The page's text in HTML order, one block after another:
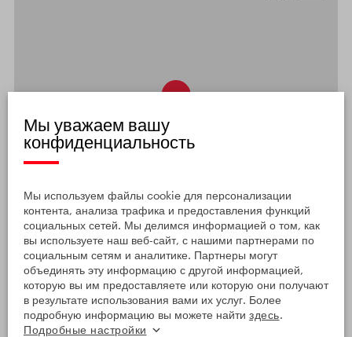
ОТКРЫТЬ ПОДРОБНУЮ КАРТУ
Leaflet|© Seznam.cz a.s. a další
Отобразить на картах Google
Мы уважаем вашу
конфиденциальность
Мы используем файлы cookie для персонализации
контента, анализа трафика и предоставления функций
социальных сетей. Мы делимся информацией о том, как
вы используете наш веб-сайт, с нашими партнерами по
социальным сетям и аналитике. Партнеры могут
объединять эту информацию с другой информацией,
которую вы им предоставляете или которую они получают
в результате использования вами их услуг. Более
подробную информацию вы можете найти здесь.
Подробные настройки